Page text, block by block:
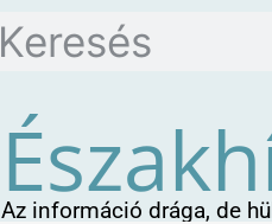
Az információ drága, de